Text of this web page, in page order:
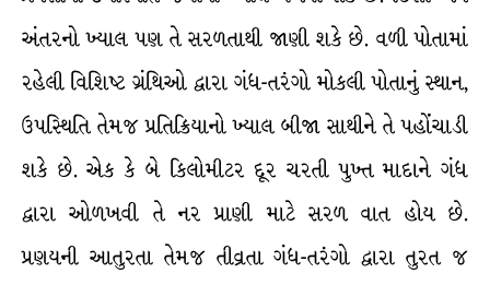
અંતરનો ખ્યાલ પણ તે સરળતાથી જાણી શકે છે. વળી પોતામાં
રહેલી વિશિષ્ટ ગ્રંથિઓ દ્વારા ગંધ-તરંગો મોકલી પોતાનું સ્થાન,
ઉપસ્થિતિ તેમજ પ્રતિક્રિયાનો ખ્યાલ બીજા સાથીને તે પહોંચાડી
શકે છે. એક કે બે કિલોમીટર દૂર ચરતી પુખ્ત માદાને ગંધ
દ્વારા ઓળખવી તે નર પ્રાણી માટે સરળ વાત હોય છે.
પ્રણયની આતુરતા તેમજ તીવ્રતા ગંધ-તરંગો દ્વારા તુરત જ